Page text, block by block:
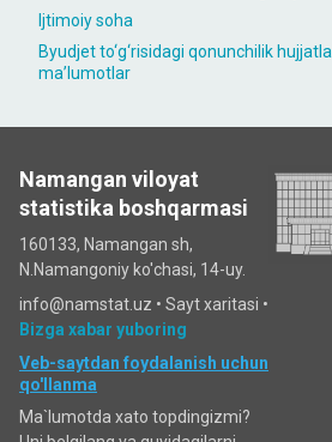
Ijtimoiy soha
Byudjet to‘g‘risidagi qonunchilik
maʼlumotlar
Namangan viloyat
statistika boshqarmasi
160133, Namangan sh,
N.Namangoniy ko'chasi, 14-uy.
info@namstat.uz • Sayt xaritasi •
Bizga xabar yuboring
Veb-saytdan foydalanish uchun
qo'llanma
Ma`lumotda xato topdingizmi?